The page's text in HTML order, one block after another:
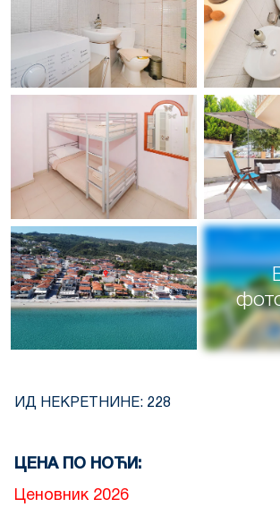
ИД НЕКРЕТНИНЕ: 228
ЦЕНА ПО НОЋИ:
Ценовник 2026